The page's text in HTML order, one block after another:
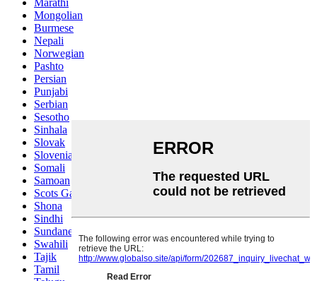
Marathi
Mongolian
Burmese
Nepali
Norwegian
Pashto
Persian
Punjabi
Serbian
Sesotho
Sinhala
Slovak
Slovenian
Somali
Samoan
Scots Gaelic
Shona
Sindhi
Sundanese
Swahili
Tajik
Tamil